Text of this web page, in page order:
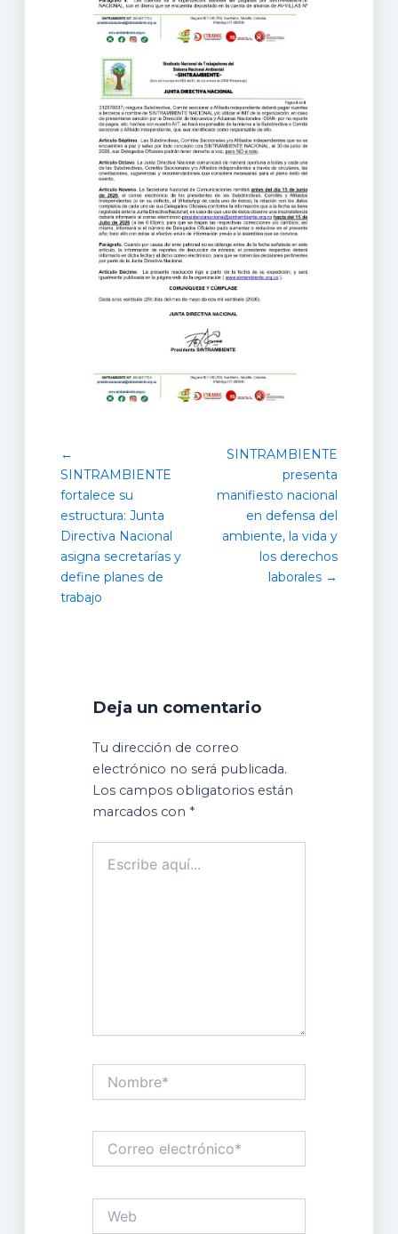
←
SINTRAMBIENTE
fortalece su
estructura: Junta
Directiva Nacional
asigna secretarías y
define planes de
trabajo
SINTRAMBIENTE
presenta
manifiesto nacional
en defensa del
ambiente, la vida y
los derechos
laborales →
Deja un comentario
Tu dirección de correo
electrónico no será publicada.
Los campos obligatorios están
marcados con *
aquí...
electrónico*